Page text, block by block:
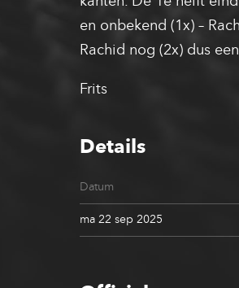
en onbekend (1x) –
Rachid nog (2x) dus
Frits
Details
Datum
ma 22 sep 2025